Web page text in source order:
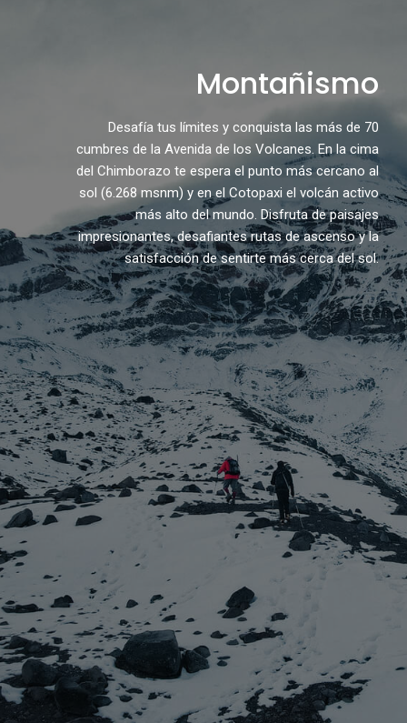
Montañismo
Desafía tus límites y conquista las más de 70
cumbres de la Avenida de los Volcanes. En la cima
del Chimborazo te espera el punto más cercano al
sol (6.268 msnm) y en el Cotopaxi el volcán activo
más alto del mundo. Disfruta de paisajes
impresionantes, desafiantes rutas de ascenso y la
satisfacción de sentirte más cerca del sol.